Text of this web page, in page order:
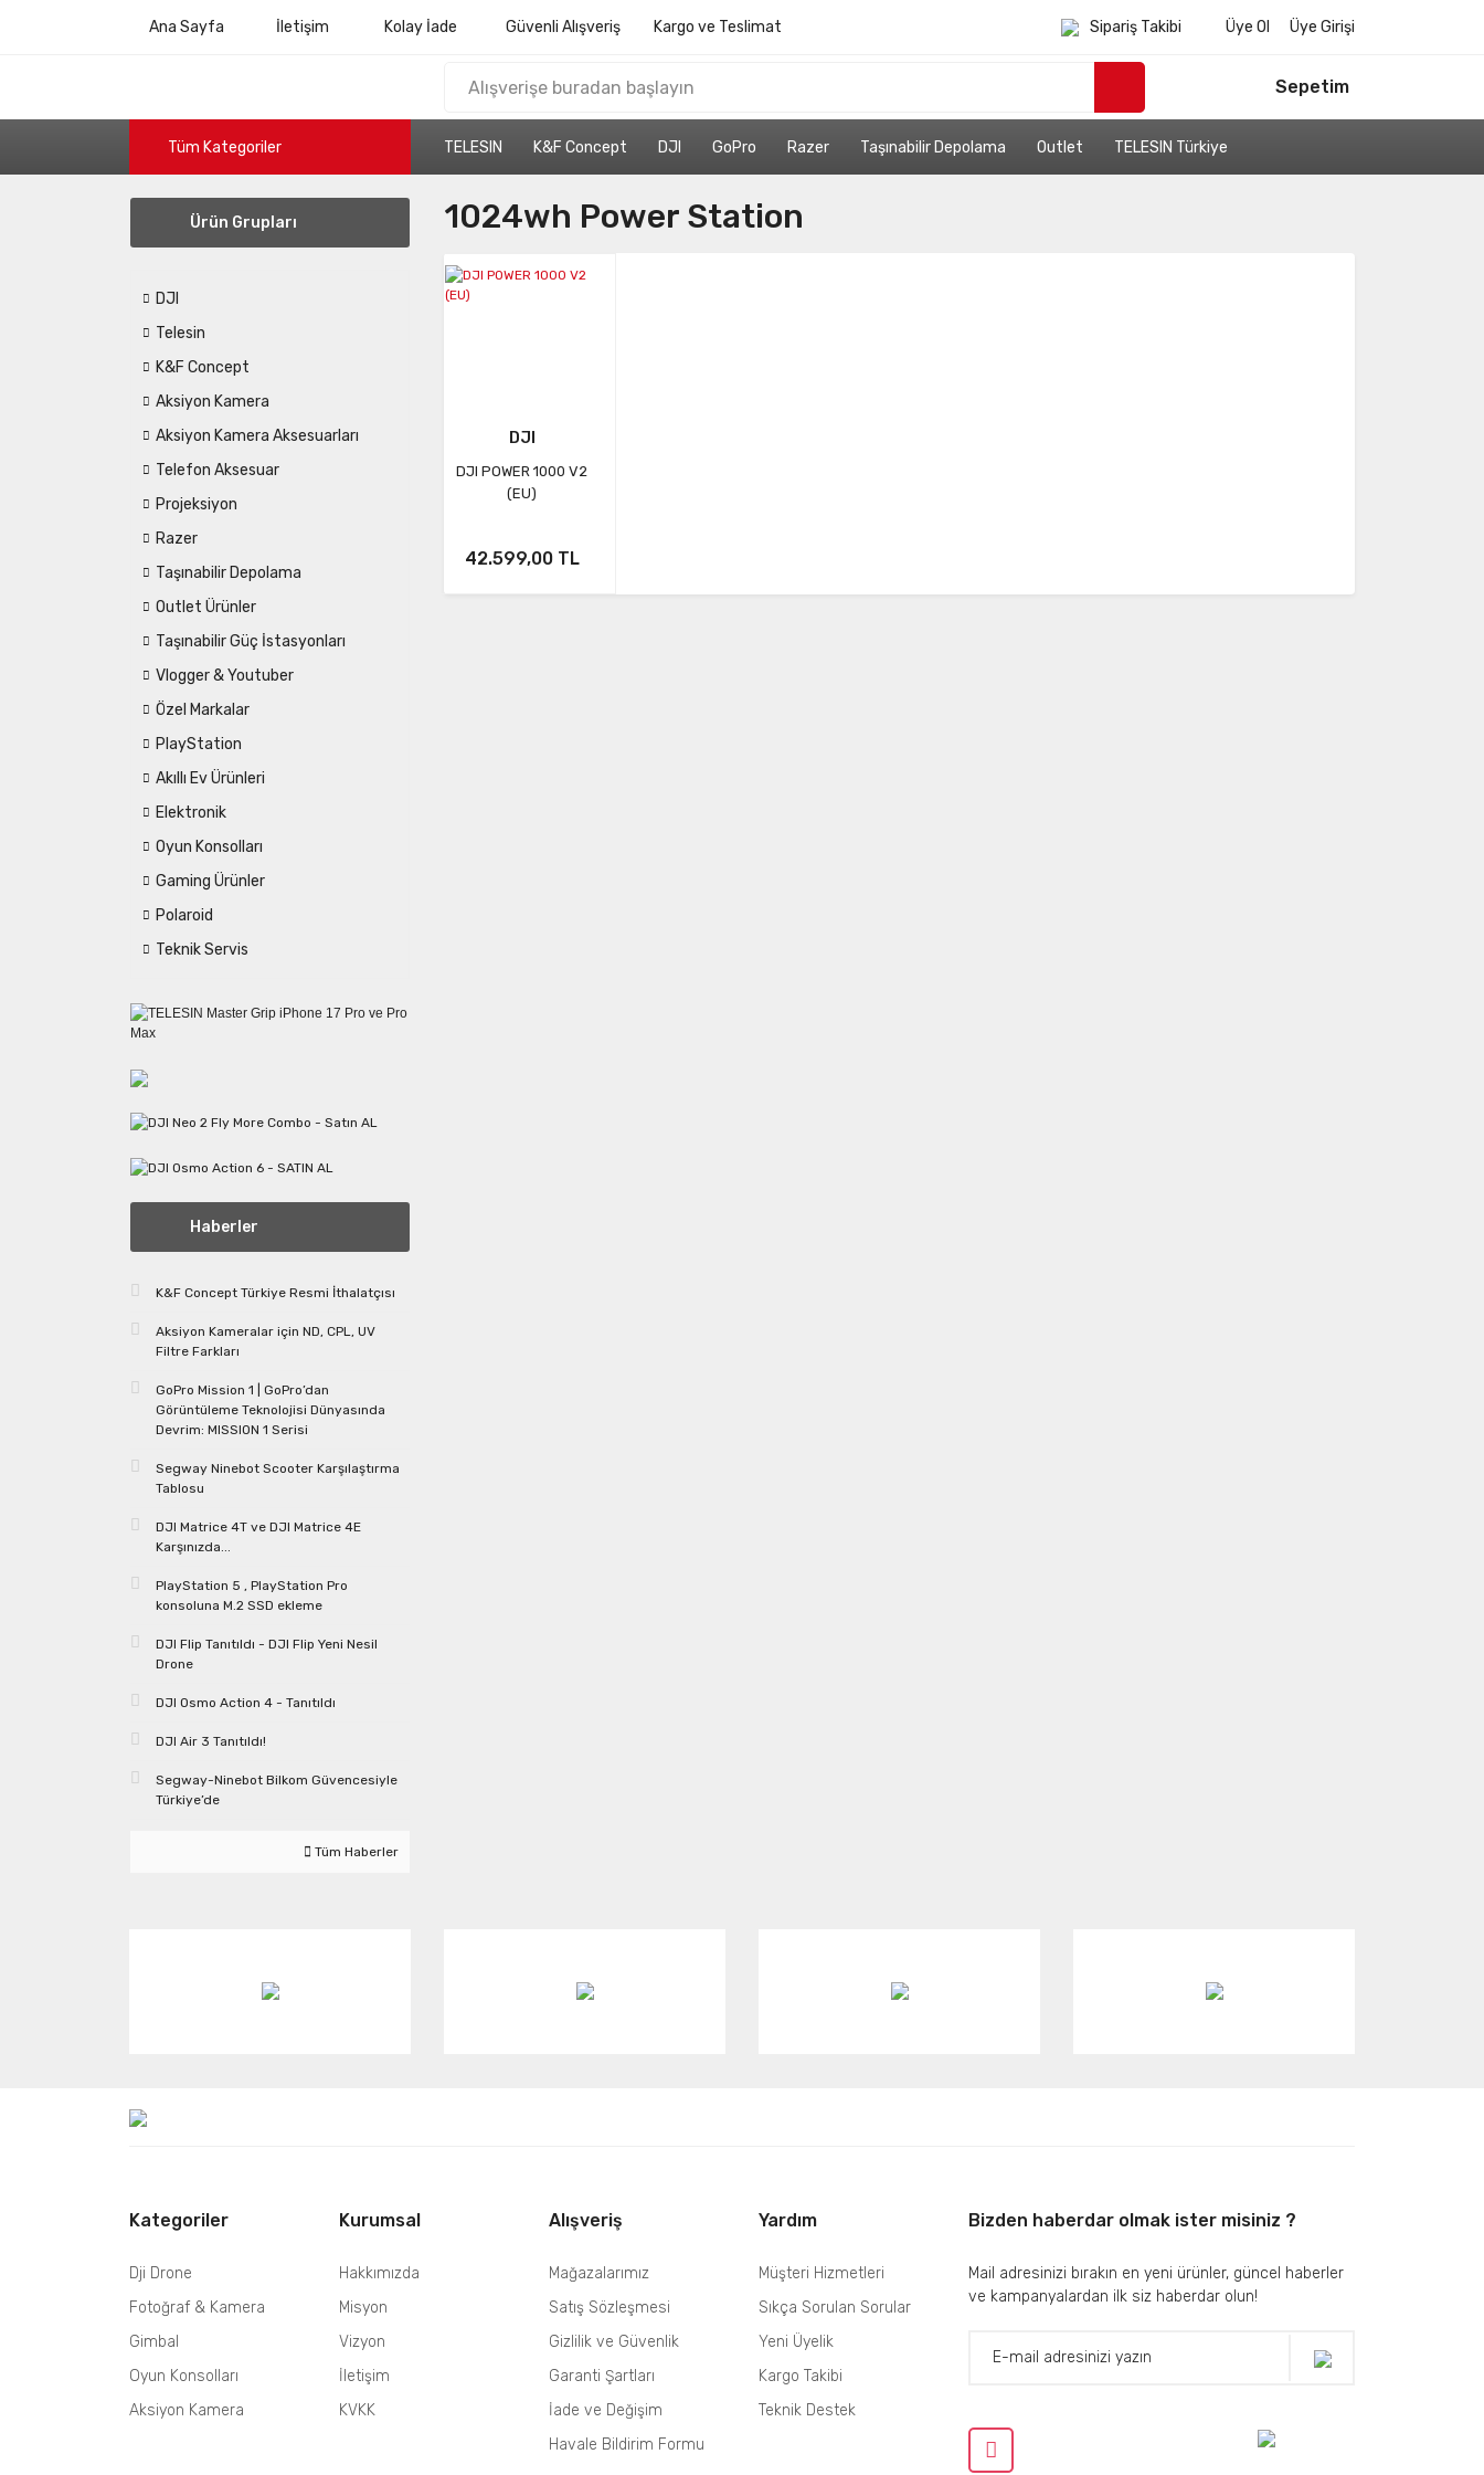
Ana Sayfa İletişim Kolay İade Güvenli Alışveriş Kargo ve Teslimat Sipariş Takibi Üye Ol Üye Girişi
Sepetim
Tüm Kategoriler TELESIN K&F Concept DJI GoPro Razer Taşınabilir Depolama Outlet TELESIN Türkiye
Ürün Grupları
DJI
Telesin
K&F Concept
Aksiyon Kamera
Aksiyon Kamera Aksesuarları
Telefon Aksesuar
Projeksiyon
Razer
Taşınabilir Depolama
Outlet Ürünler
Taşınabilir Güç İstasyonları
Vlogger & Youtuber
Özel Markalar
PlayStation
Akıllı Ev Ürünleri
Elektronik
Oyun Konsolları
Gaming Ürünler
Polaroid
Teknik Servis
Haberler
K&F Concept Türkiye Resmi İthalatçısı
Aksiyon Kameralar için ND, CPL, UV
Filtre Farkları
GoPro Mission 1 | GoPro’dan
Görüntüleme Teknolojisi Dünyasında
Devrim: MISSION 1 Serisi
Segway Ninebot Scooter Karşılaştırma
Tablosu
DJI Matrice 4T ve DJI Matrice 4E
Karşınızda...
PlayStation 5 , PlayStation Pro
konsoluna M.2 SSD ekleme
DJI Flip Tanıtıldı - DJI Flip Yeni Nesil
Drone
DJI Osmo Action 4 - Tanıtıldı
DJI Air 3 Tanıtıldı!
Segway-Ninebot Bilkom Güvencesiyle
Türkiye’de
Tüm Haberler
1024wh Power Station
DJI
DJI POWER 1000 V2
(EU)
42.599,00 TL
Kategoriler
Dji Drone
Fotoğraf & Kamera
Gimbal
Oyun Konsolları
Aksiyon Kamera
Kurumsal
Hakkımızda
Misyon
Vizyon
İletişim
KVKK
Alışveriş
Mağazalarımız
Satış Sözleşmesi
Gizlilik ve Güvenlik
Garanti Şartları
İade ve Değişim
Havale Bildirim Formu
Yardım
Müşteri Hizmetleri
Sıkça Sorulan Sorular
Yeni Üyelik
Kargo Takibi
Teknik Destek
Bizden haberdar olmak ister misiniz ?
Mail adresinizi bırakın en yeni ürünler, güncel haberler
ve kampanyalardan ilk siz haberdar olun!